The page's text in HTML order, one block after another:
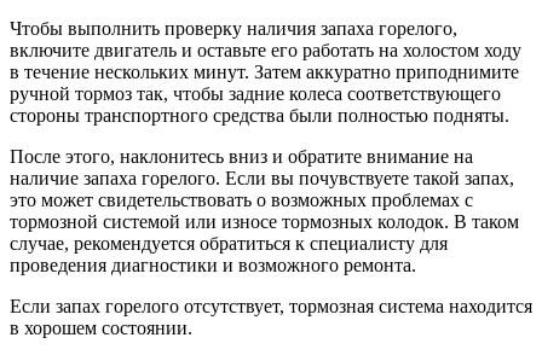
Чтобы выполнить проверку наличия запаха горелого,
включите двигатель и оставьте его работать на холостом ходу
в течение нескольких минут. Затем аккуратно приподнимите
ручной тормоз так, чтобы задние колеса соответствующего
стороны транспортного средства были полностью подняты.
После этого, наклонитесь вниз и обратите внимание на
наличие запаха горелого. Если вы почувствуете такой запах,
это может свидетельствовать о возможных проблемах с
тормозной системой или износе тормозных колодок. В таком
случае, рекомендуется обратиться к специалисту для
проведения диагностики и возможного ремонта.
Если запах горелого отсутствует, тормозная система находится
в хорошем состоянии.